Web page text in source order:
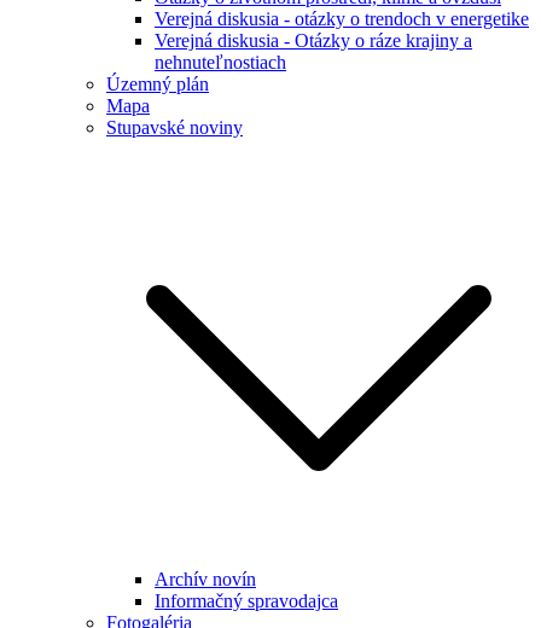
Verejná diskusia - otázky o trendoch v energetike
Verejná diskusia - Otázky o ráze krajiny a
nehnuteľnostiach
Územný plán
Mapa
Stupavské noviny
Archív novín
Informačný spravodajca
Fotogaléria